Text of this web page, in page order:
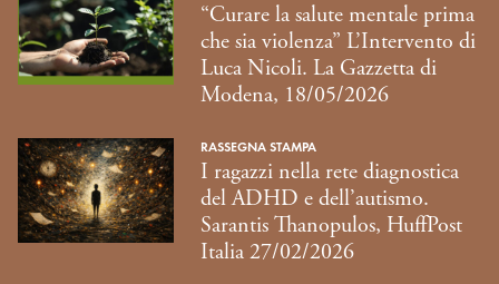
“Curare la salute mentale prima
che sia violenza” L’Intervento di
Luca Nicoli. La Gazzetta di
Modena, 18/05/2026
RASSEGNA STAMPA
I ragazzi nella rete diagnostica
del ADHD e dell’autismo.
Sarantis Thanopulos, HuffPost
Italia 27/02/2026